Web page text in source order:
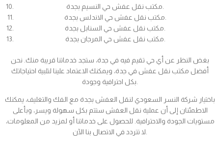
بغض النظر عن أي حي تقيم فيه في جدة، ستجد خدماتنا قريبة منك. نحن
أفضل مكتب نقل عفش في جدة، ويمكنك الاعتماد علينا لتلبية احتياجاتك
باختيار شركة النسر السعودي لنقل العفش بجدة مع الفك والتغليف، يمكنك
الاطمئنان إلى أن عملية نقل العفش ستتم بكل سهولة ويسر، وبأعلى
مستويات الجودة والاحترافية. للحصول على خدماتنا أو لمزيد من المعلومات،